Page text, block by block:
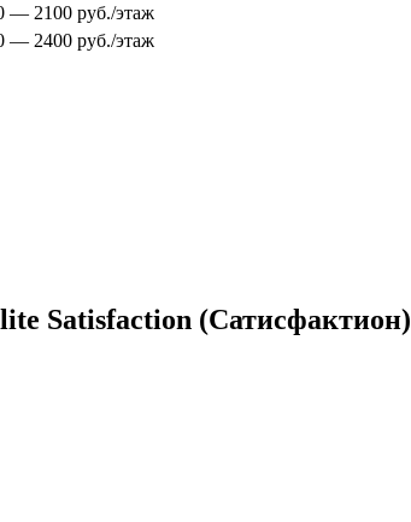
— 2100 руб./этаж
— 2400 руб./этаж
Satisfaction (Сатисфактион)